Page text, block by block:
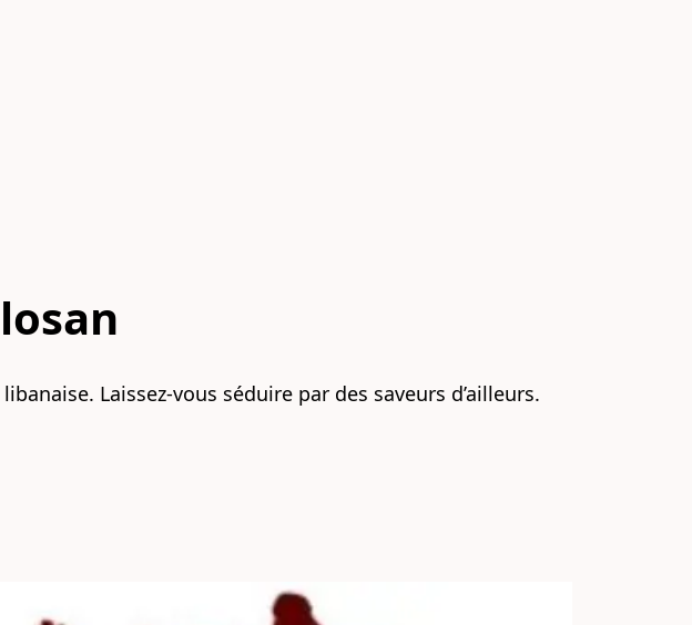
Laissez-vous séduire par des saveurs d’ailleurs.